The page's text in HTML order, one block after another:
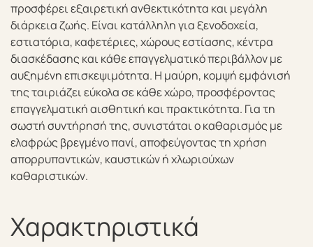
προσφέρει εξαιρετική ανθεκτικότητα και μεγάλη
διάρκεια ζωής. Είναι κατάλληλη για ξενοδοχεία,
εστιατόρια, καφετέριες, χώρους εστίασης, κέντρα
διασκέδασης και κάθε επαγγελματικό περιβάλλον με
αυξημένη επισκεψιμότητα. Η μαύρη, κομψή εμφάνισή
της ταιριάζει εύκολα σε κάθε χώρο, προσφέροντας
επαγγελματική αισθητική και πρακτικότητα. Για τη
σωστή συντήρησή της, συνιστάται ο καθαρισμός με
ελαφρώς βρεγμένο πανί, αποφεύγοντας τη χρήση
απορρυπαντικών, καυστικών ή χλωριούχων
καθαριστικών.
Χαρακτηριστικά